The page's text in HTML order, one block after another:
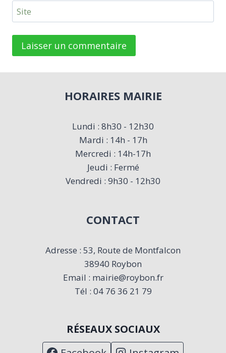
Site
HORAIRES MAIRIE
Lundi : 8h30 - 12h30
Mardi : 14h - 17h
Mercredi : 14h-17h
Jeudi : Fermé
Vendredi : 9h30 - 12h30
CONTACT
Adresse : 53, Route de Montfalcon
38940 Roybon
Email : mairie@roybon.fr
Tél : 04 76 36 21 79
RÉSEAUX SOCIAUX